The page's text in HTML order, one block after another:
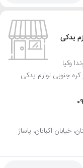
یدکی
وکیا
جنوبی لوازم یدکی
خیابان اکباتان، پاساژ